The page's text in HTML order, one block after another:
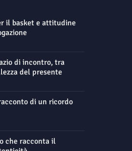
il basket e attitudine
di incontro, tra
del presente
di un ricordo
che racconta il